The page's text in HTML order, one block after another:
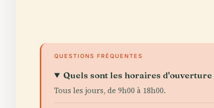
QUESTIONS FRÉQUENTES
Quels sont les horaires d'ouverture
Tous les jours, de 9h00 à 18h00.